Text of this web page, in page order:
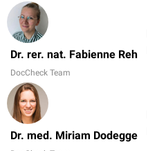
Dr. rer. nat. Fabienne Reh
DocCheck Team
Dr. med. Miriam Dodegge